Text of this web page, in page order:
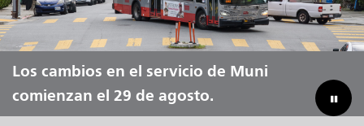
Tierras Exteriores, del 7 al 9 de
agosto.
Los cambios en el servicio de Muni
comienzan el 29 de agosto.
Deja que Muni te lleve durante todo
el verano.
Reduciendo nuestra brecha
presupuestaria para ahorrar en Muni